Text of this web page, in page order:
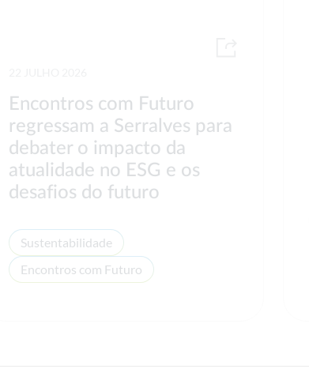
Encontros com Futuro
regressam a Serralves para
debater o impacto da
atualidade no ESG e os
desafios do futuro
Sustentabilidade
Encontros com Futuro